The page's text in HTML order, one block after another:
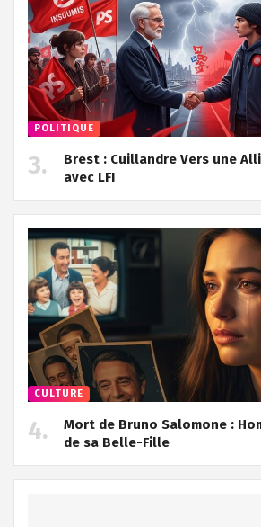
POLITIQUE
Brest : Cuillandre Vers une
avec LFI
CULTURE
Mort de Bruno Salomone :
de sa Belle-Fille